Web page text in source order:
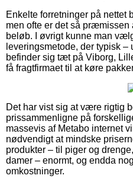
Enkelte forretninger på nettet
men ofte er det så præmissen
beløb. I øvrigt kunne man
leveringsmetode, der typisk –
befinder sig tæt på Viborg,
få fragtfirmaet til at køre
Det har vist sig at være rigtig
prissammenligne på
massevis af Metabo internet
nødvendigt at mindske
produkter – til piger og
damer – enormt, og endda
omkostninger.